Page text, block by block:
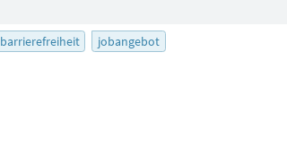
barrierefreiheit jobangebot